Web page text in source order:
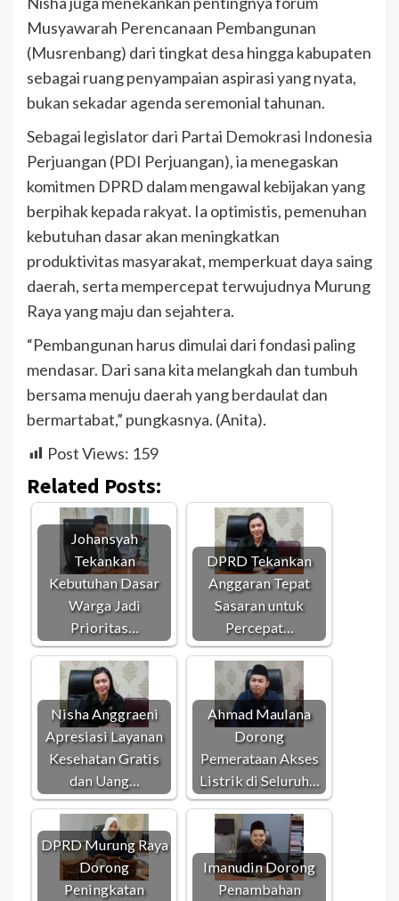
Musyawarah Perencanaan Pembangunan
(Musrenbang) dari tingkat desa hingga kabupaten
sebagai ruang penyampaian aspirasi yang nyata,
bukan sekadar agenda seremonial tahunan.
Sebagai legislator dari Partai Demokrasi Indonesia
Perjuangan (PDI Perjuangan), ia menegaskan
komitmen DPRD dalam mengawal kebijakan yang
berpihak kepada rakyat. Ia optimistis, pemenuhan
kebutuhan dasar akan meningkatkan
produktivitas masyarakat, memperkuat daya saing
daerah, serta mempercepat terwujudnya Murung
Raya yang maju dan sejahtera.
“Pembangunan harus dimulai dari fondasi paling
mendasar. Dari sana kita melangkah dan tumbuh
bersama menuju daerah yang berdaulat dan
bermartabat,” pungkasnya. (Anita).
Post Views: 159
Related Posts:
Johansyah
Tekankan
Kebutuhan Dasar
Warga Jadi
Prioritas…
DPRD Tekankan
Anggaran Tepat
Sasaran untuk
Percepat…
Nisha Anggraeni
Apresiasi Layanan
Kesehatan Gratis
dan Uang…
Ahmad Maulana
Dorong
Pemerataan Akses
Listrik di Seluruh…
DPRD Murung Raya
Dorong
Peningkatan
Imanudin Dorong
Penambahan